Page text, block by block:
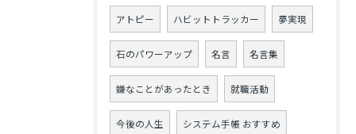
アトピー ハビットトラッカー 夢実現
石のパワーアップ 名言 名言集
嫌なことがあったとき 就職活動
今後の人生 システム手帳 おすすめ